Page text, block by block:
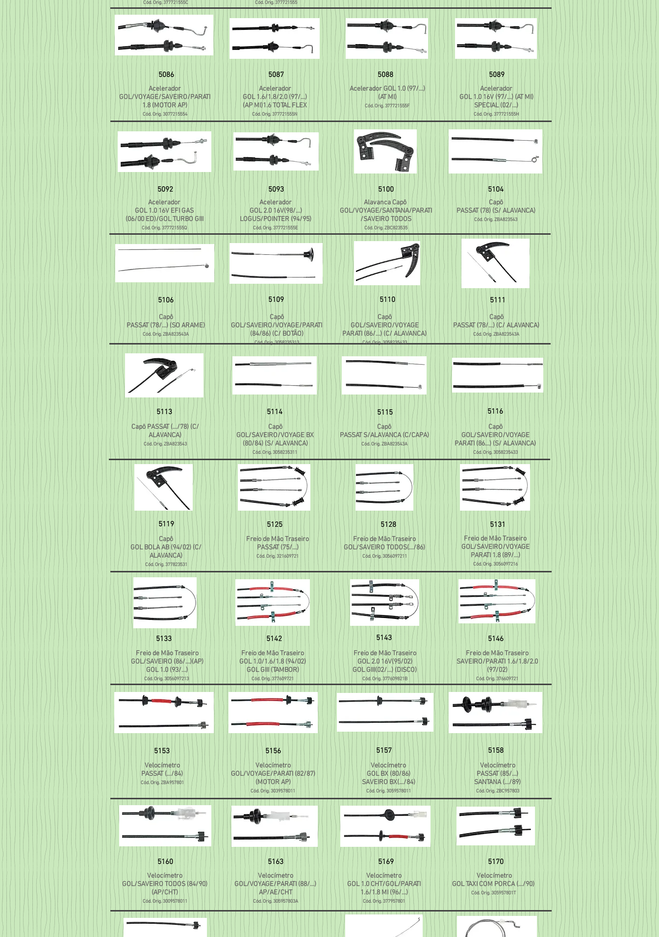
Cód. Orig. 377721555C Cód. Orig. 377721555
5086
Acelerador
GOL/VOYAGE/SAVEIRO/PARATI
1.8 (MOTOR AP)
Cód. Orig. 3077215554
5087
Acelerador
GOL 1.6/1.8/2.0 (97/...)
(AP MI)1.6 TOTAL FLEX
Cód. Orig. 377721555N
5088
Acelerador GOL 1.0 (97/...)
(AT MI)
Cód. Orig. 377721555F
5089
Acelerador
GOL 1.0 16V (97/...) (AT MI)
SPECIAL (02/...)
Cód. Orig. 377721555H
5092
Acelerador
GOL 1.0 16V EFI GAS
(06/00ED)/GOL TURBO GIII
Cód. Orig. 377721555Q
5093
Acelerador
GOL 2.0 16V(98/...)
LOGUS/POINTER (94/95)
Cód. Orig. 377721555E
5100
Alavanca Capô
GOL/VOYAGE/SANTANA/PARATI
/SAVEIRO TODOS
Cód. Orig. ZBC823535
5104
Capô
PASSAT (78) (S/ ALAVANCA)
Cód. Orig. ZBA823543
5106
Capô
PASSAT (78/...) (SO ARAME)
Cód. Orig. ZBA823543A
5109
Capô
GOL/SAVEIRO/VOYAGE/PARATI
(84/86) (C/ BOTÃO)
Cód. Orig. 3058235313
5110
Capô
GOL/SAVEIRO/VOYAGE
PARATI (86/...) (C/ ALAVANCA)
Cód. Orig. 3058235433
5111
Capô
PASSAT (78/...) (C/ ALAVANCA)
Cód. Orig. ZBA823543A
5113
Capô PASSAT (.../78) (C/
ALAVANCA)
Cód. Orig. ZBA823543
5114
Capô
GOL/SAVEIRO/VOYAGE BX
(80/84) (S/ ALAVANCA)
Cód. Orig. 3058235311
5115
Capô
PASSAT S/ALAVANCA (C/CAPA)
Cód. Orig. ZBA823543A
5116
Capô
GOL/SAVEIRO/VOYAGE
PARATI (86...) (S/ ALAVANCA)
Cód. Orig. 3058235433
5119
Capô
GOL BOLA AB (94/02) (C/
ALAVANCA)
Cód. Orig. 377823531
5125
Freio de Mão Traseiro
PASSAT (75/...)
Cód. Orig. 321609721
5128
Freio de Mão Traseiro
GOL/SAVEIRO TODOS(.../86)
Cód. Orig. 3056097211
5131
Freio de Mão Traseiro
GOL/SAVEIRO/VOYAGE
PARATI 1.8 (89/...)
Cód. Orig. 3056097216
5133
Freio de Mão Traseiro
GOL/SAVEIRO (86/...)(AP)
GOL 1.0 (93/...)
Cód. Orig. 3056097213
5142
Freio de Mão Traseiro
GOL 1.0/1.6/1.8 (94/02)
GOL GIII (TAMBOR)
Cód. Orig. 377609721
5143
Freio de Mão Traseiro
GOL 2.0 16V(95/02)
GOL GIII(02/...) (DISCO)
Cód. Orig. 377609821B
5146
Freio de Mão Traseiro
SAVEIRO/PARATI 1.6/1.8/2.0
(97/02)
Cód. Orig. 376609721
5153
Velocímetro
PASSAT (.../84)
Cód. Orig. ZBA957801
5156
Velocímetro
GOL/VOYAGE/PARATI (82/87)
(MOTOR AP)
Cód. Orig. 3039578011
5157
Velocímetro
GOL BX (80/86)
SAVEIRO BX(.../84)
Cód. Orig. 3059578011
5158
Velocímetro
PASSAT (85/...)
SANTANA (.../89)
Cód. Orig. ZBC957803
5160
Velocímetro
GOL/SAVEIRO TODOS (84/90)
(AP/CHT)
Cód. Orig. 3009578011
5163
Velocímetro
GOL/VOYAGE/PARATI (88/...)
AP/AE/CHT
Cód. Orig. 305957803A
5169
Velocímetro
GOL 1.0 CHT/GOL/PARATI
1.6/1.8 MI (96/...)
Cód. Orig. 377957801
5170
Velocímetro
GOL TAXI COM PORCA (.../90)
Cód. Orig. 305957801T